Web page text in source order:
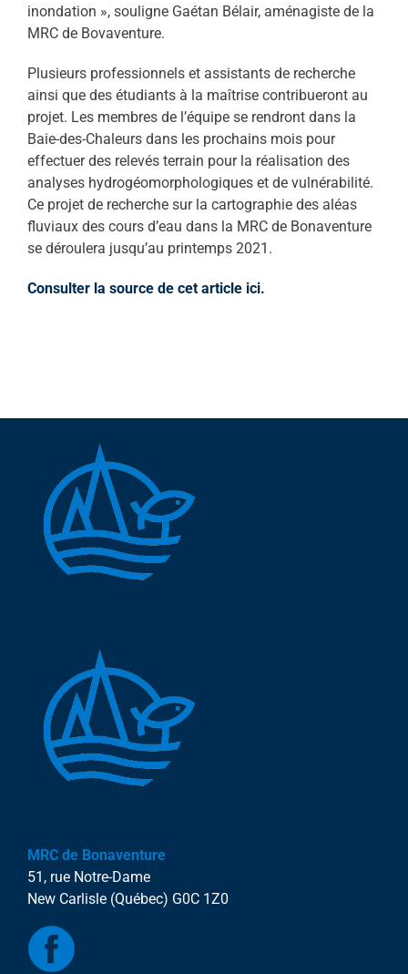
inondation », souligne Gaétan Bélair, aménagiste de la
MRC de Bovaventure.
Plusieurs professionnels et assistants de recherche
ainsi que des étudiants à la maîtrise contribueront au
projet. Les membres de l’équipe se rendront dans la
Baie-des-Chaleurs dans les prochains mois pour
effectuer des relevés terrain pour la réalisation des
analyses hydrogéomorphologiques et de vulnérabilité.
Ce projet de recherche sur la cartographie des aléas
fluviaux des cours d’eau dans la MRC de Bonaventure
se déroulera jusqu’au printemps 2021.
Consulter la source de cet article ici.
MRC de Bonaventure
51, rue Notre-Dame
New Carlisle (Québec) G0C 1Z0